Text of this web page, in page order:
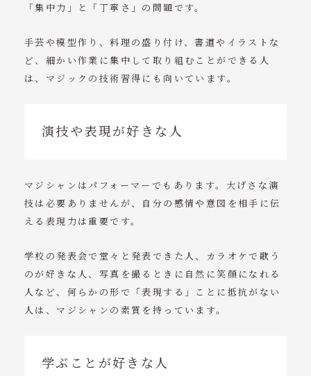
「集中力」と「丁寧さ」の問題です。
手芸や模型作り、料理の盛り付け、書道やイラストな
ど、細かい作業に集中して取り組むことができる人
は、マジックの技術習得にも向いています。
演技や表現が好きな人
マジシャンはパフォーマーでもあります。大げさな演
技は必要ありませんが、自分の感情や意図を相手に伝
える表現力は重要です。
学校の発表会で堂々と発表できた人、カラオケで歌う
のが好きな人、写真を撮るときに自然に笑顔になれる
人など、何らかの形で「表現する」ことに抵抗がない
人は、マジシャンの素質を持っています。
学ぶことが好きな人